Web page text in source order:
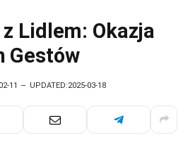
Lidlem: Okazja
Gestów
11 UPDATED:2025-03-18